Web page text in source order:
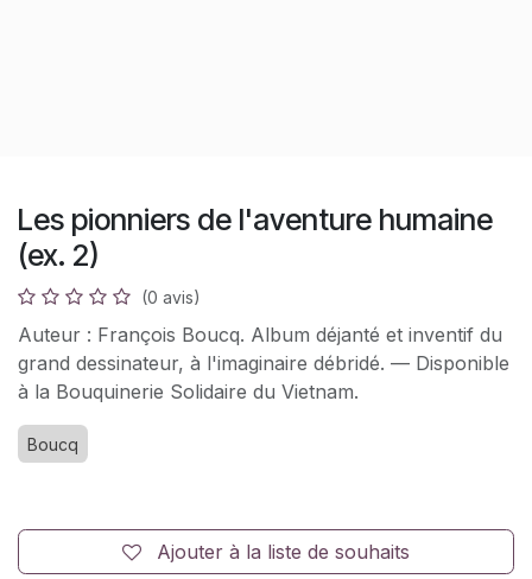
Les pionniers de l'aventure humaine
(ex. 2)
(0 avis)
Auteur : François Boucq. Album déjanté et inventif du
grand dessinateur, à l'imaginaire débridé. — Disponible
à la Bouquinerie Solidaire du Vietnam.
Boucq
Ajouter à la liste de souhaits